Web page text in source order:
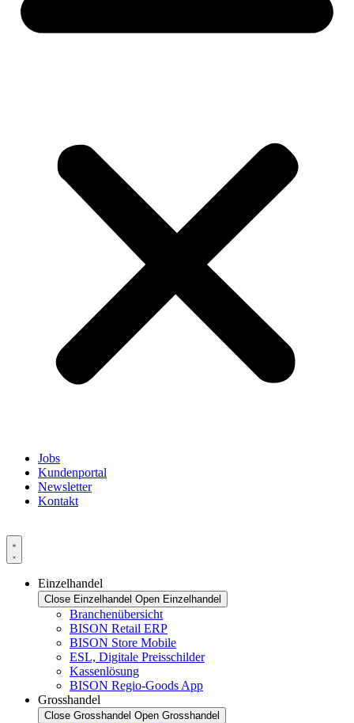
Jobs
Kundenportal
Newsletter
Kontakt
Einzelhandel
Close Einzelhandel Open Einzelhandel
Branchenübersicht
BISON Retail ERP
BISON Store Mobile
ESL, Digitale Preisschilder
Kassenlösung
BISON Regio-Goods App
Grosshandel
Close Grosshandel Open Grosshandel